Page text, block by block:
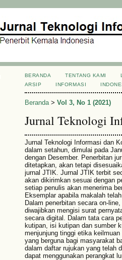
BERANDA TENTANG KAMI
ARSIP
INFORMASI
Beranda> Vol 3, No 1 (2021)
Jurnal Teknologi
Jurnal Teknologi Informasi dan
dalam setahun, dimulai pada
dengan Desember. Penerbitan
ditetapkan, akan tetapi
jurnal JTIK. Jurnal JTIK terbit
akan dikirimkan sesuai dengan
setiap penulis akan menerima
Eksemplar apabila makalah
Dalam penerbitan secara on-
diwajibkan mengisi surat
secara digital. Dalam tata cara
kutipan, isi kutipan dan sumber
menjunjung tinggi etika
yang berguna bagi masyarakat
dalam daftar rujukan yang telah
dapat menggunakan perangkat